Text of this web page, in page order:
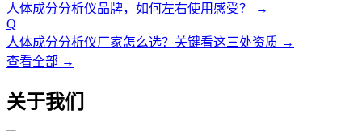
人体成分分析仪品牌，如何左右使用感受？
→
Q
人体成分分析仪厂家怎么选？关键看这三处资质 →
查看全部 →
关于我们